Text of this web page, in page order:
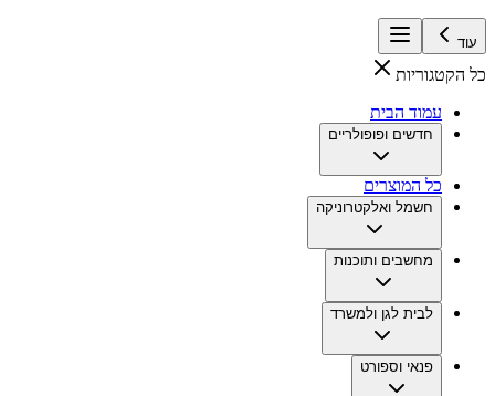
עוד
כל הקטגוריות
עמוד הבית
חדשים ופופולריים
כל המוצרים
חשמל ואלקטרוניקה
מחשבים ותוכנות
לבית לגן ולמשרד
פנאי וספורט